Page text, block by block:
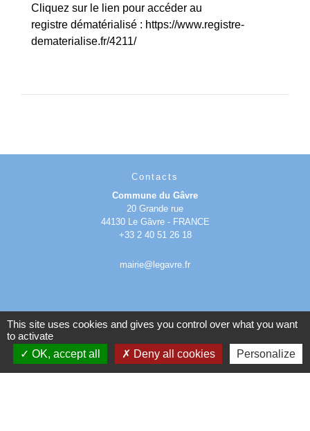
Cliquez sur le lien pour accéder au
registre dématérialisé : https://www.registre-
dematerialise.fr/4211/
Contacts
Commune du Gâvre
20 Grande rue
44130 Le Gâvre - FRANCE
+33 2 40 51 26 18
mairie@legavre.fr
Mentions légales - Politique de confidentialité
Accessibilité - Plan du site - Gestion des cookies
This site uses cookies and gives you control over what you want
to activate
OK, accept all
Deny all cookies Personalize